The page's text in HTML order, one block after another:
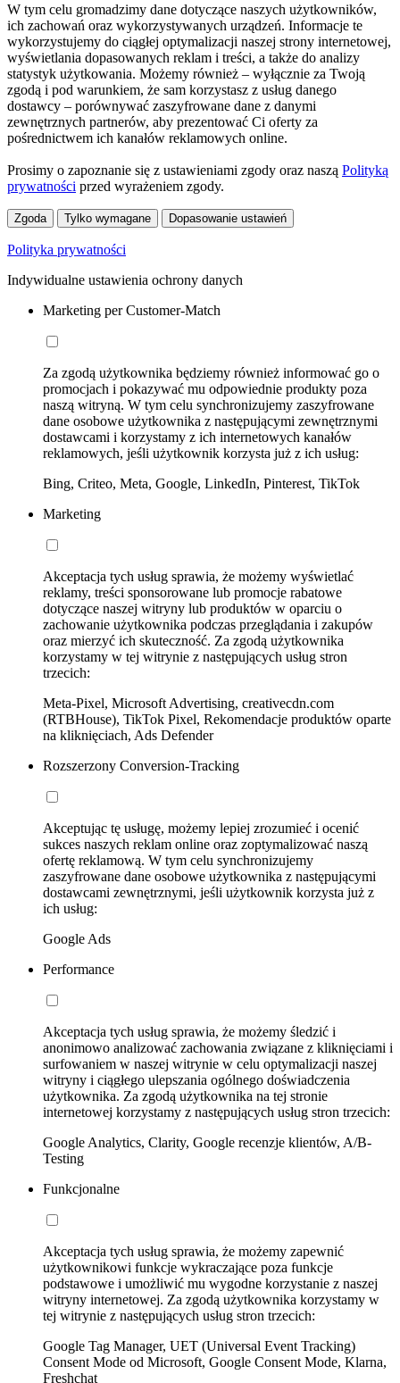
W tym celu gromadzimy dane dotyczące naszych użytkowników,
ich zachowań oraz wykorzystywanych urządzeń. Informacje te
wykorzystujemy do ciągłej optymalizacji naszej strony internetowej,
wyświetlania dopasowanych reklam i treści, a także do analizy
statystyk użytkowania. Możemy również – wyłącznie za Twoją
zgodą i pod warunkiem, że sam korzystasz z usług danego
dostawcy – porównywać zaszyfrowane dane z danymi
zewnętrznych partnerów, aby prezentować Ci oferty za
pośrednictwem ich kanałów reklamowych online.
Prosimy o zapoznanie się z ustawieniami zgody oraz naszą Polityką
prywatności przed wyrażeniem zgody.
Zgoda Tylko wymagane Dopasowanie ustawień
Polityka prywatności
Indywidualne ustawienia ochrony danych
Marketing per Customer-Match
Za zgodą użytkownika będziemy również informować go o
promocjach i pokazywać mu odpowiednie produkty poza
naszą witryną. W tym celu synchronizujemy zaszyfrowane
dane osobowe użytkownika z następującymi zewnętrznymi
dostawcami i korzystamy z ich internetowych kanałów
reklamowych, jeśli użytkownik korzysta już z ich usług:
Bing, Criteo, Meta, Google, LinkedIn, Pinterest, TikTok
Marketing
Akceptacja tych usług sprawia, że możemy wyświetlać
reklamy, treści sponsorowane lub promocje rabatowe
dotyczące naszej witryny lub produktów w oparciu o
zachowanie użytkownika podczas przeglądania i zakupów
oraz mierzyć ich skuteczność. Za zgodą użytkownika
korzystamy w tej witrynie z następujących usług stron
trzecich:
Meta-Pixel, Microsoft Advertising, creativecdn.com
(RTBHouse), TikTok Pixel, Rekomendacje produktów oparte
na kliknięciach, Ads Defender
Rozszerzony Conversion-Tracking
Akceptując tę usługę, możemy lepiej zrozumieć i ocenić
sukces naszych reklam online oraz zoptymalizować naszą
ofertę reklamową. W tym celu synchronizujemy
zaszyfrowane dane osobowe użytkownika z następującymi
dostawcami zewnętrznymi, jeśli użytkownik korzysta już z
ich usług:
Google Ads
Performance
Akceptacja tych usług sprawia, że możemy śledzić i
anonimowo analizować zachowania związane z kliknięciami i
surfowaniem w naszej witrynie w celu optymalizacji naszej
witryny i ciągłego ulepszania ogólnego doświadczenia
użytkownika. Za zgodą użytkownika na tej stronie
internetowej korzystamy z następujących usług stron trzecich:
Google Analytics, Clarity, Google recenzje klientów, A/B-
Testing
Funkcjonalne
Akceptacja tych usług sprawia, że możemy zapewnić
użytkownikowi funkcje wykraczające poza funkcje
podstawowe i umożliwić mu wygodne korzystanie z naszej
witryny internetowej. Za zgodą użytkownika korzystamy w
tej witrynie z następujących usług stron trzecich:
Google Tag Manager, UET (Universal Event Tracking)
Consent Mode od Microsoft, Google Consent Mode, Klarna,
Freshchat